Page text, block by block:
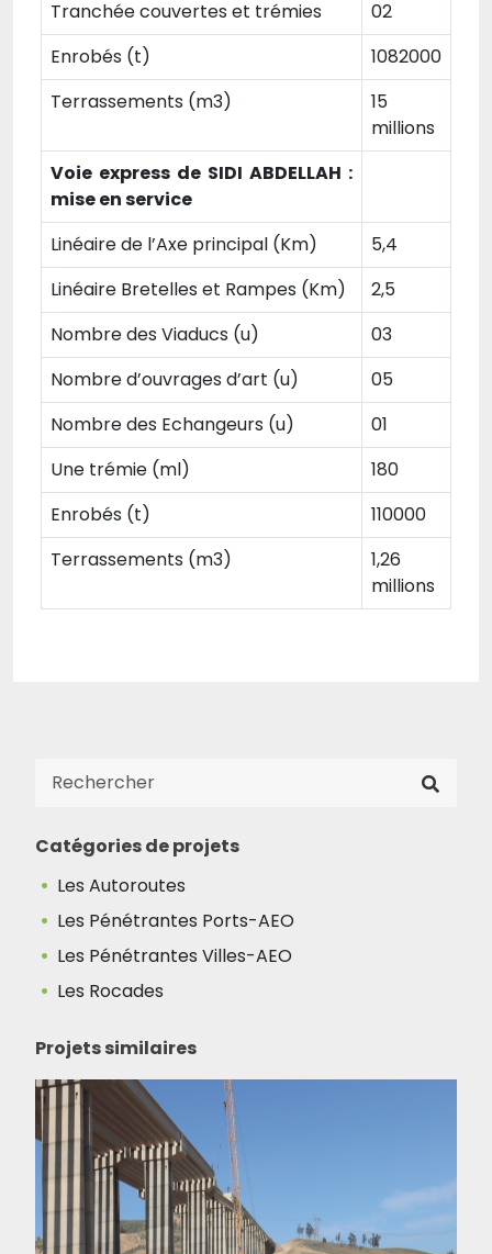
Tranchée couvertes et trémies
02
Enrobés (t)
1082000
Terrassements (m3)
15
millions
Voie express de SIDI ABDELLAH :
mise en service
Linéaire de l’Axe principal (Km)
5,4
Linéaire Bretelles et Rampes (Km)
2,5
Nombre des Viaducs (u)
03
Nombre d’ouvrages d’art (u)
05
Nombre des Echangeurs (u)
01
Une trémie (ml)
180
Enrobés (t)
110000
Terrassements (m3)
1,26
millions
Catégories de projets
Les Autoroutes
Les Pénétrantes Ports-AEO
Les Pénétrantes Villes-AEO
Les Rocades
Projets similaires